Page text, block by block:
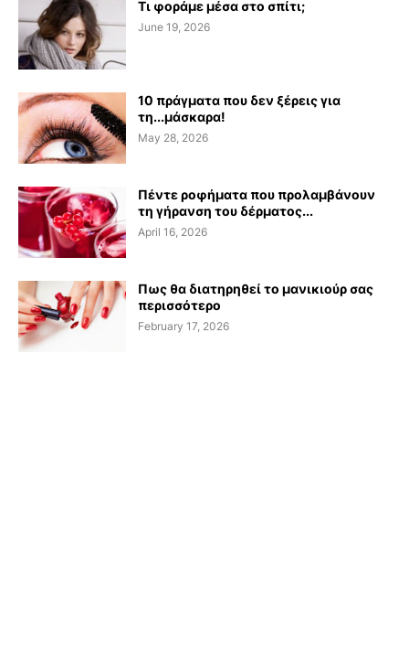
Τι φοράμε μέσα στο σπίτι;
June 19, 2026
10 πράγματα που δεν ξέρεις για
τη...μάσκαρα!
May 28, 2026
Πέντε ροφήματα που προλαμβάνουν
τη γήρανση του δέρματος...
April 16, 2026
Πως θα διατηρηθεί το μανικιούρ σας
περισσότερο
February 17, 2026